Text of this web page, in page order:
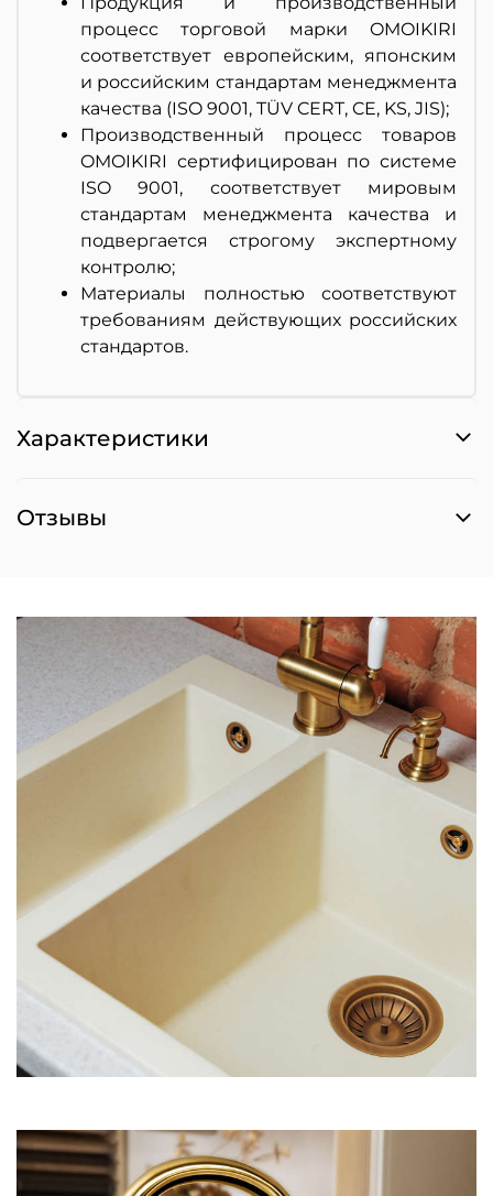
процесс торговой марки OMOIKIRI
соответствует европейским, японским
и российским стандартам менеджмента
качества (ISO 9001, TÜV CERT, CE, KS, JIS);
Производственный процесс товаров
OMOIKIRI сертифицирован по системе
ISO 9001, соответствует мировым
стандартам менеджмента качества и
подвергается строгому экспертному
контролю;
Материалы полностью соответствуют
требованиям действующих российских
стандартов.
Характеристики
Отзывы